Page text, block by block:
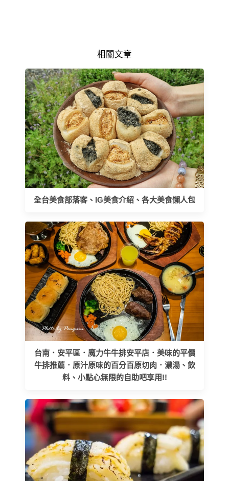
相關文章
全台美食部落客、IG美食介紹、各大美食懶人包
台南．安平區．魔力牛牛排安平店．美味的平價
牛排推薦．原汁原味的百分百原切肉．濃湯、飲
料、小點心無限的自助吧享用!!